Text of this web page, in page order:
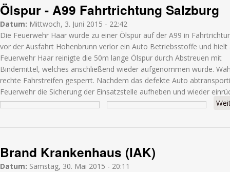
Ölspur - A99 Fahrtrichtung Salzburg
Datum: Mittwoch, 3. Juni 2015 - 22:42
Die Feuerwehr Haar wurde zu einer Ölspur auf der A99 in
vor der Ausfahrt Hohenbrunn verlor ein Auto Betriebsstoffe und
Feuerwehr Haar reinigte die 50m lange Ölspur durch Abstreuen mit
Bindemittel, welches anschließend wieder aufgenommen wurde.
rechte Fahrstreifen gesperrt. Nachdem das defekte Auto
Feuerwehr die Sicherung der Einsatzstelle aufheben und wieder
Brand Krankenhaus (IAK)
Datum: Samstag, 30. Mai 2015 - 20:11